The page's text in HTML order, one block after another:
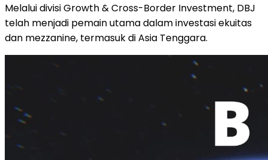
Melalui divisi Growth & Cross-Border Investment, DBJ
telah menjadi pemain utama dalam investasi ekuitas
dan mezzanine, termasuk di Asia Tenggara.